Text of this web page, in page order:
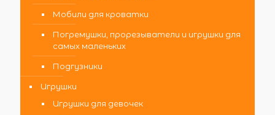
Мобили для кроватки
Погремушки, прорезыватели и игрушки для
самых маленьких
Подгузники
Игрушки
Игрушки для девочек